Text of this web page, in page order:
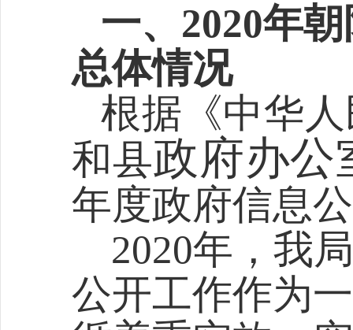
一、 2020年
总体情况
根据《中华
和县政府办公
年度政府信息
2020年，我
公开工作作为